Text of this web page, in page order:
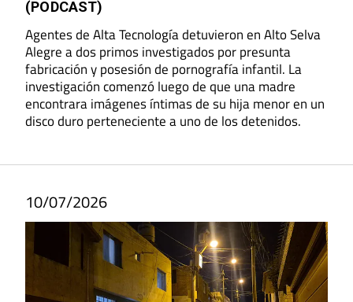
(PODCAST)
Agentes de Alta Tecnología detuvieron en Alto Selva
Alegre a dos primos investigados por presunta
fabricación y posesión de pornografía infantil. La
investigación comenzó luego de que una madre
encontrara imágenes íntimas de su hija menor en un
disco duro perteneciente a uno de los detenidos.
10/07/2026